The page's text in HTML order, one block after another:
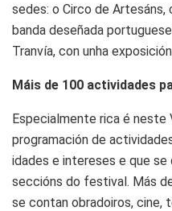
sedes: o Circo de
banda deseñada
Tranvía, con unha
Máis de 100 actividades
Especialmente rica é neste
programación de
idades e intereses e que
seccións do festival. Más
se contan obradoiros, cine,